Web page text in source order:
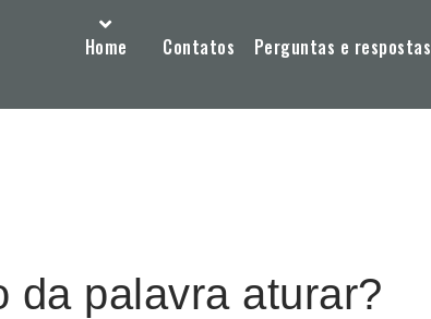
Home Contatos Perguntas e respostas
da palavra aturar?